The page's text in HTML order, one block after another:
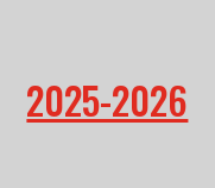
2025-2026